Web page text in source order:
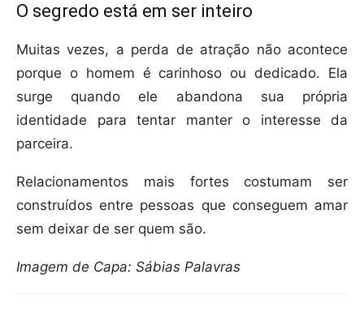
O segredo está em ser inteiro
Muitas vezes, a perda de atração não acontece
porque o homem é carinhoso ou dedicado. Ela
surge quando ele abandona sua própria
identidade para tentar manter o interesse da
parceira.
Relacionamentos mais fortes costumam ser
construídos entre pessoas que conseguem amar
sem deixar de ser quem são.
Imagem de Capa: Sábias Palavras